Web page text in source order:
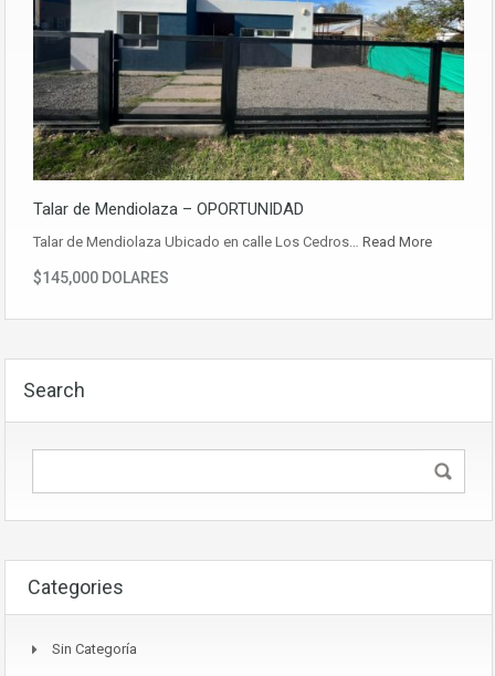
Talar de Mendiolaza – OPORTUNIDAD
Talar de Mendiolaza Ubicado en calle Los Cedros… Read More
$145,000 DOLARES
Search
Categories
Sin Categoría